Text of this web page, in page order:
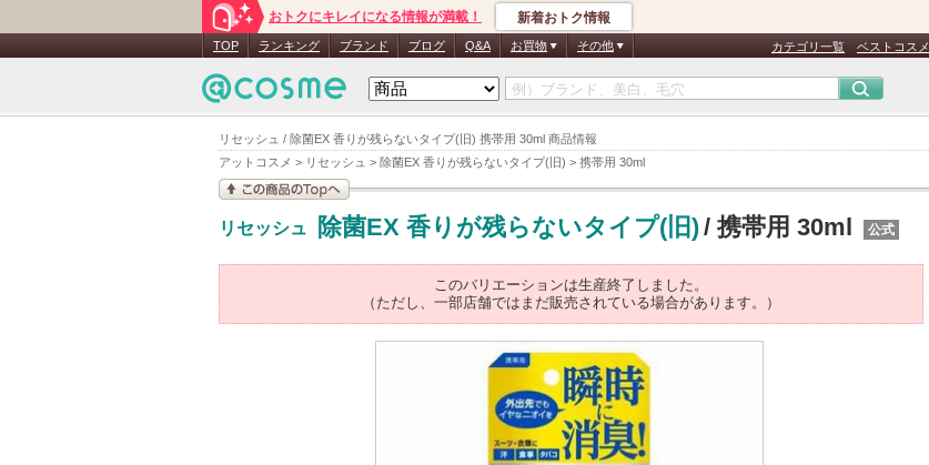
リセッシュ / 除菌EX 香りが残らないタイプ(旧) 携帯用 30ml 商品情報
アットコスメ > リセッシュ > 除菌EX 香りが残らないタイプ(旧) > 携帯用 30ml
おトクにキレイになる情報が満載！ 新着おトク情報
TOP ランキング ブランド ブログ Q&A お買物 その他 カテゴリ一覧 ベストコスメ
この商品の情報を見
リセッシュ 除菌EX 香りが残らないタイプ(旧)/ 携帯用 30ml 公式
このバリエーションは生産終了しました。
（ただし、一部店舗ではまだ販売されている場合があります。）